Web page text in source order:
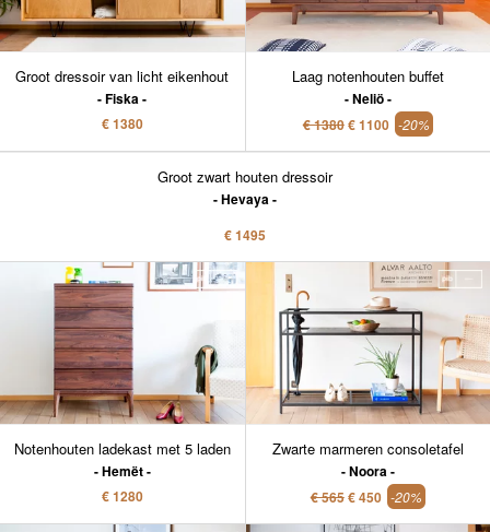
Groot dressoir van licht eikenhout
Fiska
€ 1380
Laag notenhouten buffet
Neliö
€ 1380€ 1100 -20%
Groot zwart houten dressoir
Hevaya
€ 1495
Notenhouten ladekast met 5 laden
Hemët
€ 1280
Zwarte marmeren consoletafel
Noora
€ 565€ 450 -20%